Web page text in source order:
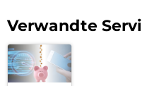
Verwandte